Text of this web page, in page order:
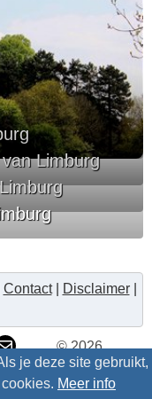
je deze site gebruikt,
Meer info
Limburg
Contact| Disclaimer|
© 2026
voorbehouden